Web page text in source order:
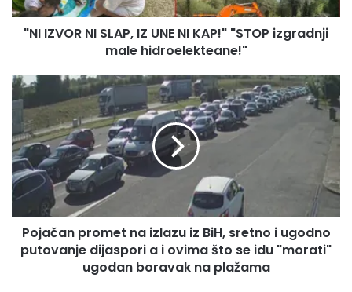
"STOP
izgradnji
"NI IZVOR NI SLAP, IZ UNE NI KAP!" "STOP izgradnji
male hidroelekteane!"
Pojačan
promet
izlazu
iz
BiH,
sretno
i
ugodno
putovanje
dijaspori
Pojačan promet na izlazu iz BiH, sretno i ugodno
putovanje dijaspori a i ovima što se idu "morati"
ugodan boravak na plažama